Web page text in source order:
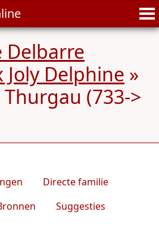
Delbarre
Joly Delphine »
(733->
Directe familie
Suggesties